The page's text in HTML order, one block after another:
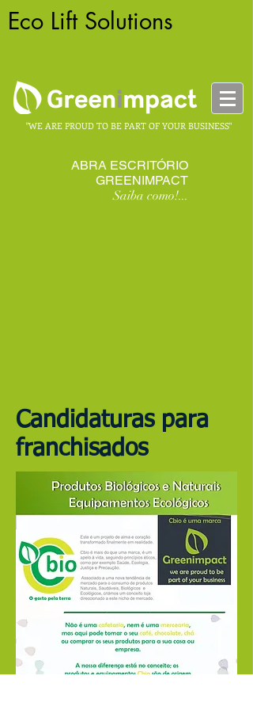
Eco Lift Solutions
"WE ARE PROUD TO BE PART OF YOUR BUSINESS"
ABRA ESCRITÓRIO
GREENIMPACT
Saiba como!...
Candidaturas para
franchisados